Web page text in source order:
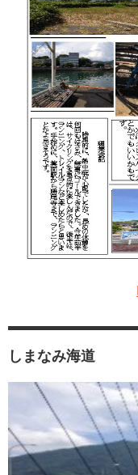
しまなみ海道